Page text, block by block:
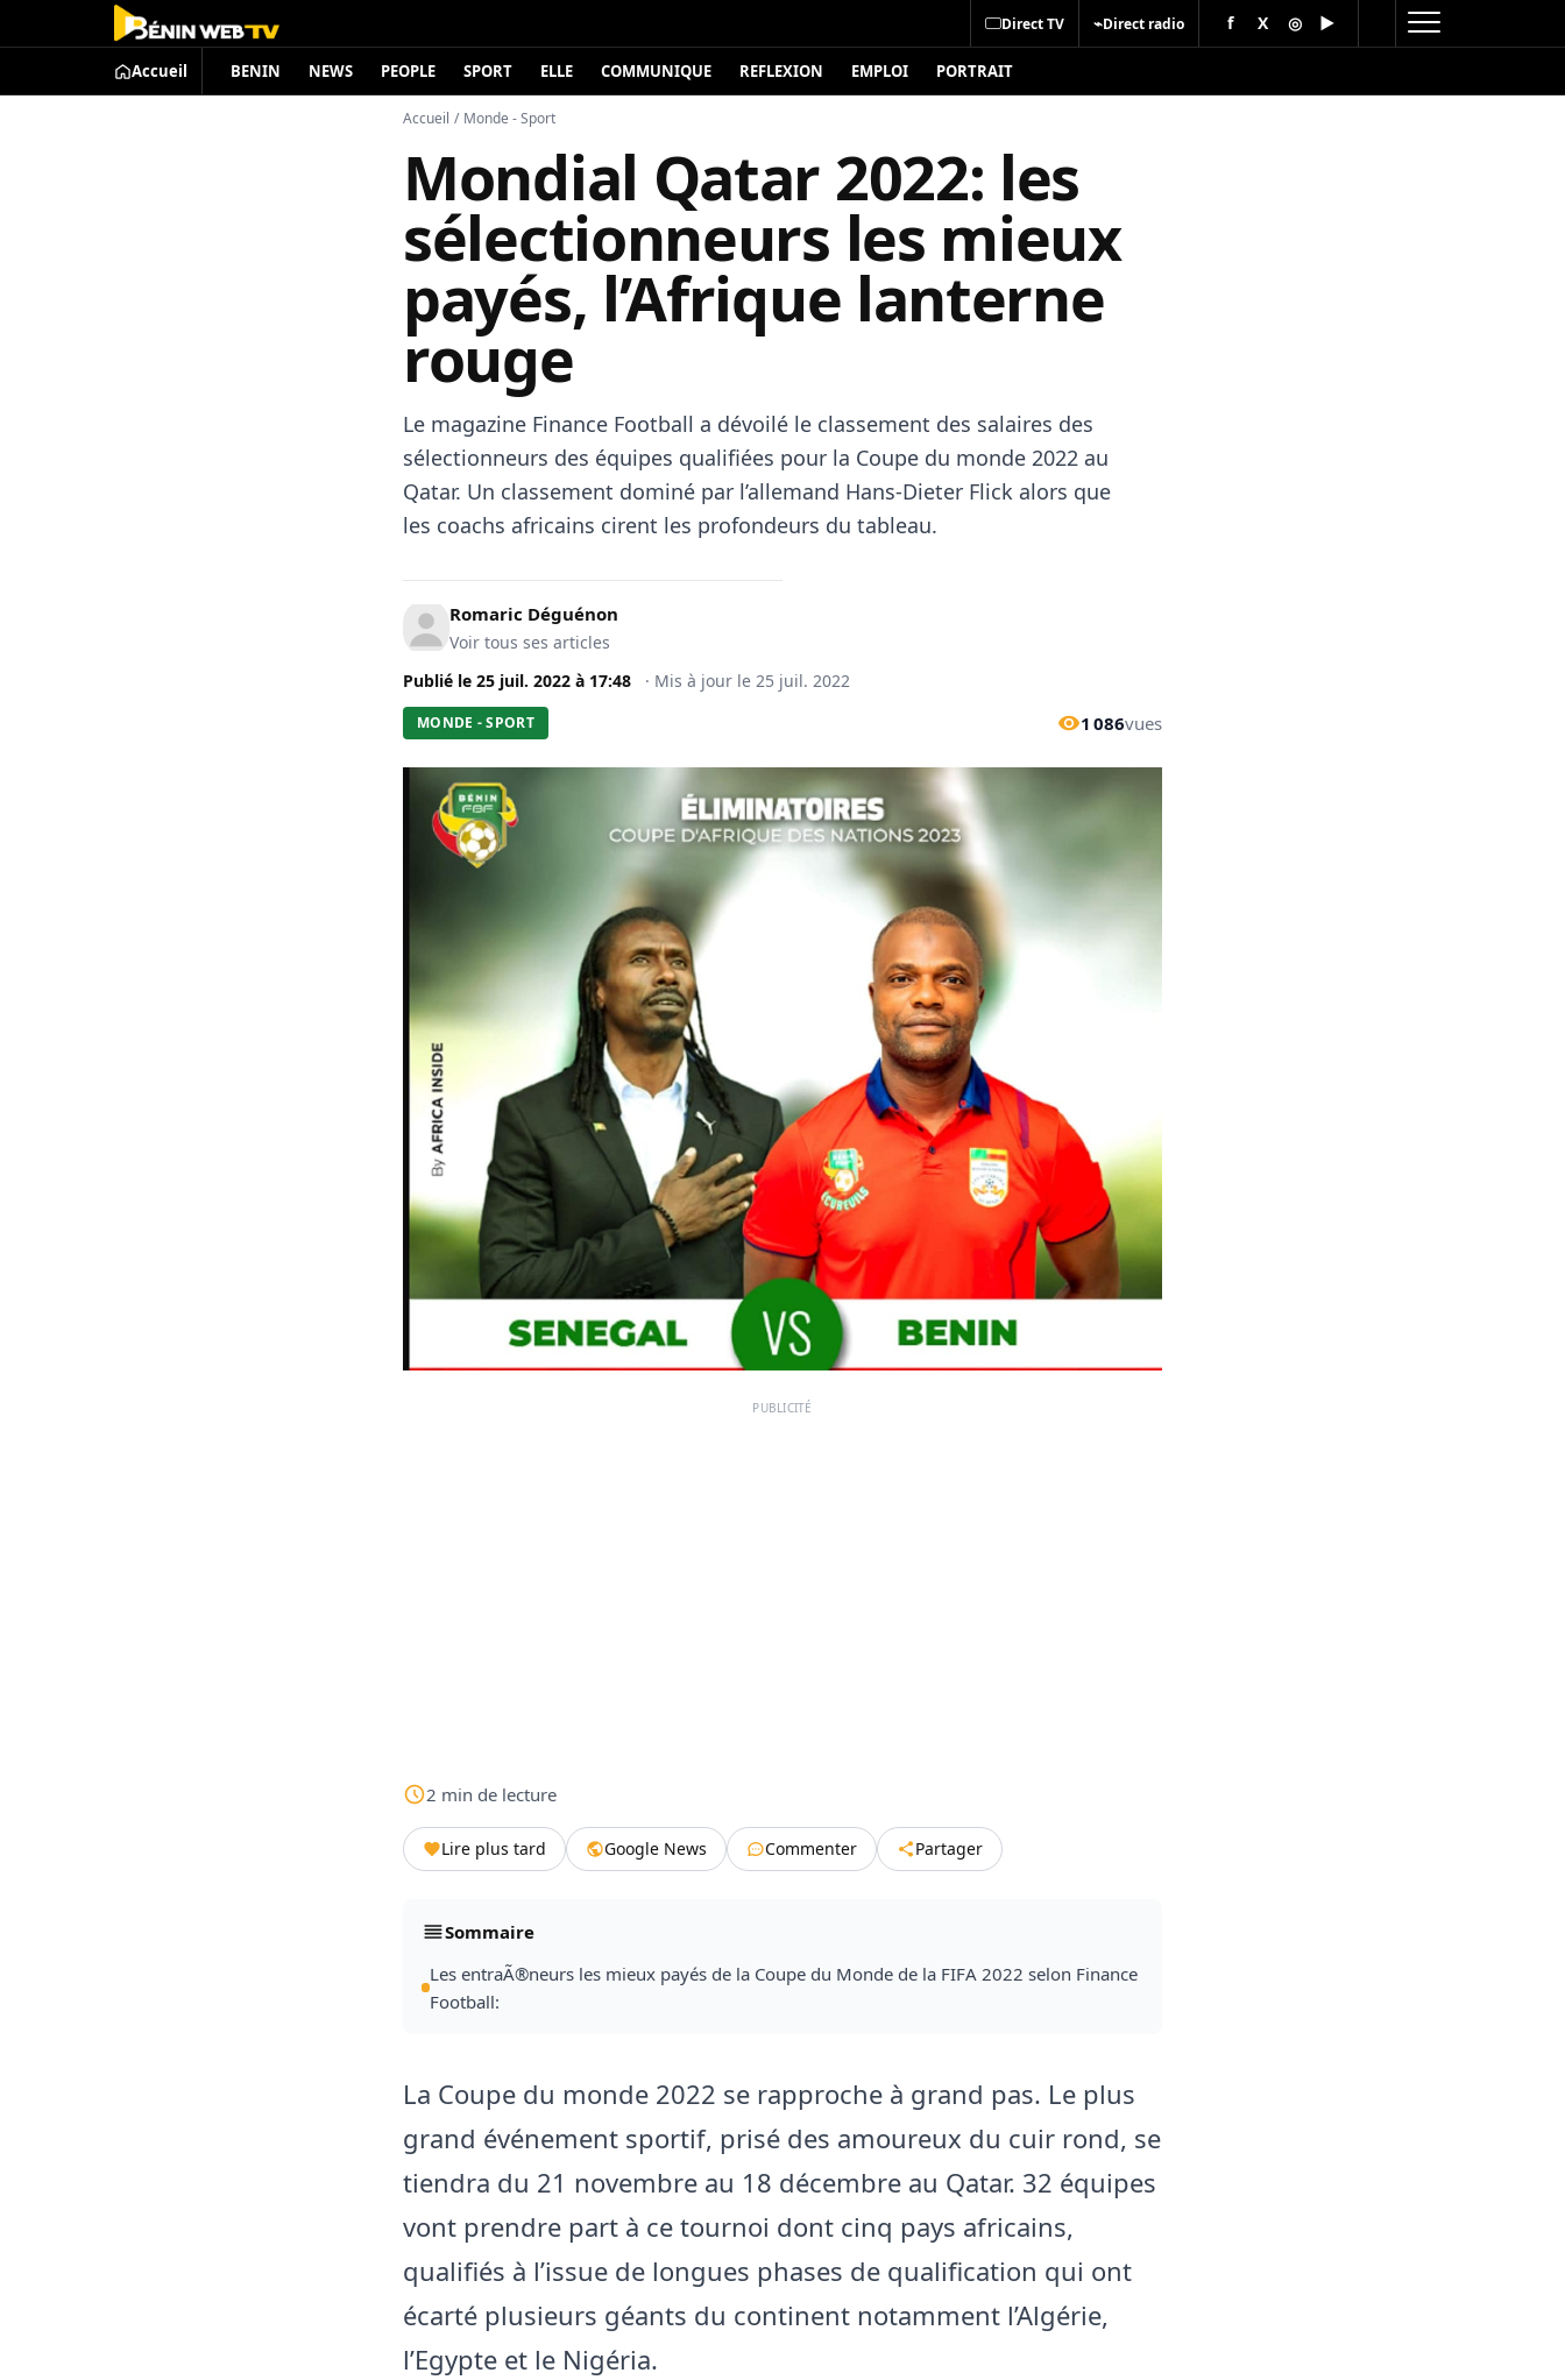
Direct TV ⌁Direct radio f X ◎ ▶
Accueil BENIN NEWS PEOPLE SPORT ELLE COMMUNIQUE REFLEXION EMPLOI PORTRAIT
Accueil / Monde - Sport
Mondial Qatar 2022: les
sélectionneurs les mieux
payés, l’Afrique lanterne
rouge
Le magazine Finance Football a dévoilé le classement des salaires des
sélectionneurs des équipes qualifiées pour la Coupe du monde 2022 au
Qatar. Un classement dominé par l’allemand Hans-Dieter Flick alors que
les coachs africains cirent les profondeurs du tableau.
Romaric Déguénon
Voir tous ses articles
Publié le 25 juil. 2022 à 17:48 · Mis à jour le 25 juil. 2022
MONDE - SPORT 1 086vues
PUBLICITÉ
2 min de lecture
Lire plus tard Google News Commenter Partager
Sommaire
Les entraÃ®neurs les mieux payés de la Coupe du Monde de la FIFA 2022 selon Finance
Football:
La Coupe du monde 2022 se rapproche à grand pas. Le plus
grand événement sportif, prisé des amoureux du cuir rond, se
tiendra du 21 novembre au 18 décembre au Qatar. 32 équipes
vont prendre part à ce tournoi dont cinq pays africains,
qualifiés à l’issue de longues phases de qualification qui ont
écarté plusieurs géants du continent notamment l’Algérie,
l’Egypte et le Nigéria.